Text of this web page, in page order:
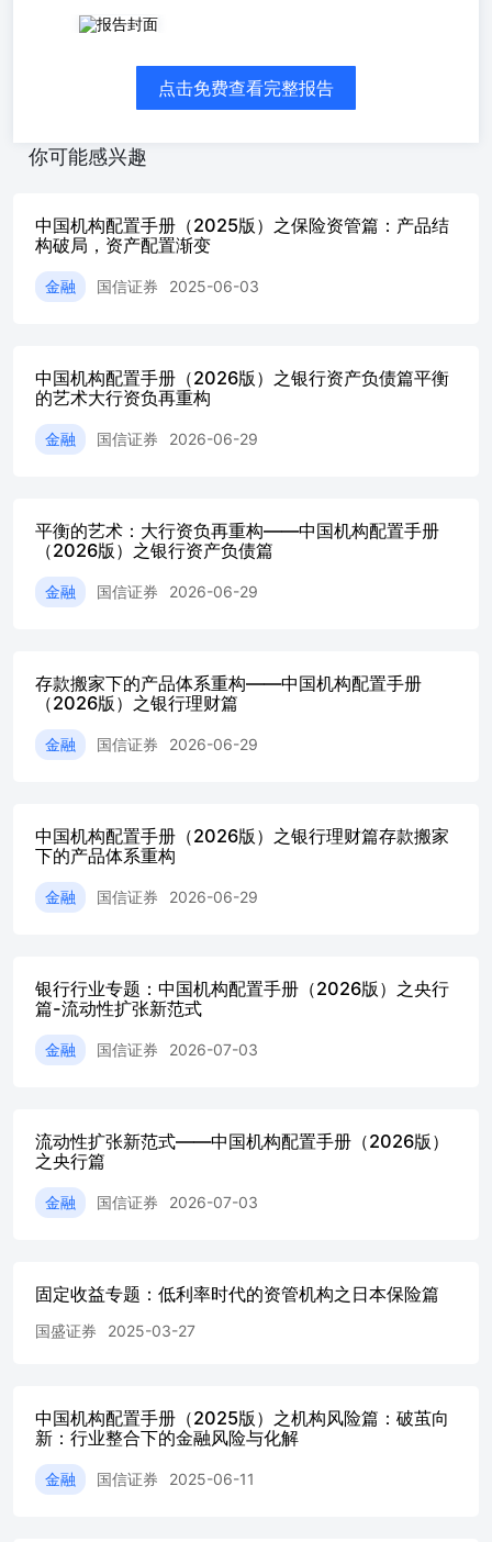
行业研究·行业专题 非银金融·保险 投资评级：优于大市
60375452kongxiang@guosen.com.cnS0980523060004 证券分
析师：王文静0755-
元，资金运用规模亦突破40万亿元。低利率环境下，如何有
利率环境下，险企通过产品结构调整优化负债成本，一方面
加大分红险、投连险等浮动收益型产品供给，降低刚性负债
压力；另一方面提升健康险、长期护理险等保障型产品占
比，如2025年行业健康险保费达9973亿元，同比增速
人身险预定利率最高值随市场利率下行而调降，缓解利差损
风险。随着产品结构从“储蓄主导”向“储蓄+保障”双轮驱动
聚焦医疗、养老等民生需求，形成差异化竞争格局，有效降
定性，尤其是IFRS9将金融资产分为FVTPL、FVOCI、AC
三类，权益资产更多计入FVTPL，利润波动加大，倒逼险
企优化资产配置：一方面拉长久期，2025年头部寿险公司平
均资产久期拉长至12.2年，久期缺口显著缩短；另一方面增
益率成为覆盖刚性负债成本的核心支撑；结合负债端具体产
品特性，险资对浮动收益型产品匹配成长风格的权益类资
产，对传统储蓄险匹配长久期固收和高股息资产，实现成本
收益动态匹配。 核心观点概要 •核心加卫星，哑铃配置结构
率环境下，向交易要收益，利率波段显著增加；另一端加大
权益及另类资产配置，权益方面重点布局高股息红利资产，
并通过举牌、长期股权投资平滑利润波动；同时另类资产聚
益率下行压力。 •同时，年金/职业年金成为保险资管的二次
增长曲线。2025年末头部保险资管第三方资金占比近25%，
依托全链条协同优势巩固年金市场份额；产品端创设“固收
+”类产品，并通过资产支持计划、私募资管产品等满足银
成为资管新势力。 •风险提示：保费收入增速不及预期；三
方业务承压；长端利率下行；资本市场波动等。 目录 负债
置策略：哑铃结构持续03 创新拓展：另类发力，三方寻机
收入的比例均在70%以上。2025年全国累计人身险保费收入
主要有个险渠道、银保渠道、团险渠道、互联网渠道以及电
终身等）。 人身险行业概述 Ø人身保险行业是指以人的生
命和身体为保险标的，为被保险人提供风险保障和财务规划
由于运营成本、寿险的长尾效应等问题，保险公司会通过精
点击免费查看完整报告
你可能感兴趣
中国机构配置手册（2025版）之保险资管篇：产品结
构破局，资产配置渐变
金融 国信证券 2025-06-03
中国机构配置手册（2026版）之银行资产负债篇平衡
的艺术大行资负再重构
金融 国信证券 2026-06-29
平衡的艺术：大行资负再重构——中国机构配置手册
（2026版）之银行资产负债篇
金融 国信证券 2026-06-29
存款搬家下的产品体系重构——中国机构配置手册
（2026版）之银行理财篇
金融 国信证券 2026-06-29
中国机构配置手册（2026版）之银行理财篇存款搬家
下的产品体系重构
金融 国信证券 2026-06-29
银行行业专题：中国机构配置手册（2026版）之央行
篇-流动性扩张新范式
金融 国信证券 2026-07-03
流动性扩张新范式——中国机构配置手册（2026版）
之央行篇
金融 国信证券 2026-07-03
固定收益专题：低利率时代的资管机构之日本保险篇
国盛证券 2025-03-27
中国机构配置手册（2025版）之机构风险篇：破茧向
新：行业整合下的金融风险与化解
金融 国信证券 2025-06-11